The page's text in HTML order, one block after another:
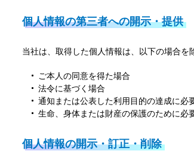
個人情報の第三者への開示・提供
当社は、取得した個人情報は、以下の場合を
ご本人の同意を得た場合
法令に基づく場合
通知または公表した利用目的の達成に必
生命、身体または財産の保護のために必
個人情報の開示・訂正・削除